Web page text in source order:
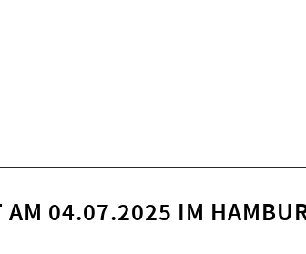
AM 04.07.2025 IM